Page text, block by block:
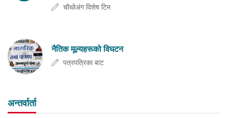
चौथोअंग विशेष टिम
नैतिक मूल्यहरूको विघटन
पत्रपत्रिका बाट
अन्तर्वार्ता